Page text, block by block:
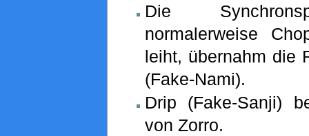
Die
normalerweise
leiht, übernahm die
(Fake-Nami).
Drip (Fake-Sanji)
von Zorro.